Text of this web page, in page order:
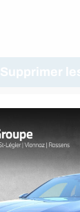
Supprimer